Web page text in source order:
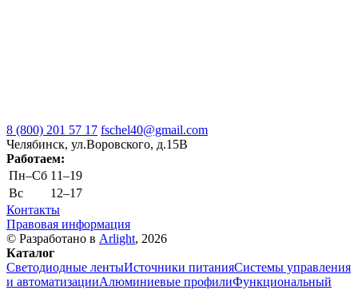
8 (800) 201 57 17 fschel40@gmail.com
Челябинск, ул.Воровского, д.15В
Работаем:
Пн–Cб 11–19
Вс
12–17
Контакты
Правовая информация
© Разработано в Arlight, 2026
Каталог
Светодиодные лентыИсточники питанияСистемы управления
и автоматизацииАлюминиевые профилиФункциональный